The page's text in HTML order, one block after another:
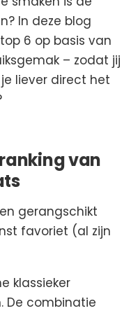
In deze blog
6 op basis van
– zodat jij
liever direct het
van
gerangschikt
favoriet (al zijn
klassieker
De combinatie